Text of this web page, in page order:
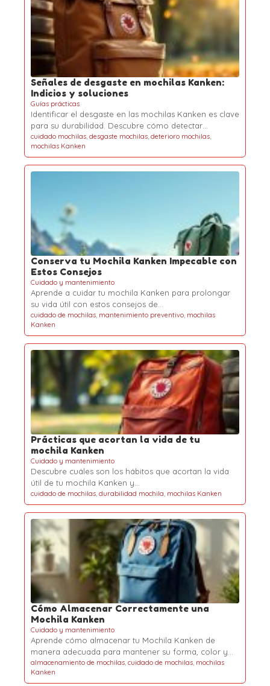
Señales de desgaste en mochilas Kanken:
Indicios y soluciones
Guías prácticas
Identificar el desgaste en las mochilas Kanken es clave
para su durabilidad. Descubre cómo detectar…
cuidado mochilas, desgaste mochilas, deterioro mochilas,
mochilas Kanken
Conserva tu Mochila Kanken Impecable con
Estos Consejos
Cuidado y mantenimiento
Aprende a cuidar tu mochila Kanken para prolongar
su vida útil con estos consejos de…
cuidado de mochilas, mantenimiento preventivo, mochilas
Kanken
Prácticas que acortan la vida de tu
mochila Kanken
Cuidado y mantenimiento
Descubre cuáles son los hábitos que acortan la vida
útil de tu mochila Kanken y…
cuidado de mochilas, durabilidad mochila, mochilas Kanken
Cómo Almacenar Correctamente una
Mochila Kanken
Cuidado y mantenimiento
Aprende cómo almacenar tu Mochila Kanken de
manera adecuada para mantener su forma, color y…
almacenamiento de mochilas, cuidado de mochilas, mochilas
Kanken